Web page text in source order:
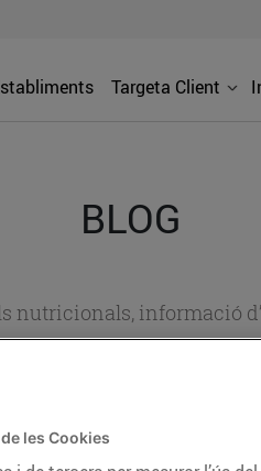
Targeta Client
BLOG
nutricionals, informació
I HÀBITS SALUDABLES
les Cookies